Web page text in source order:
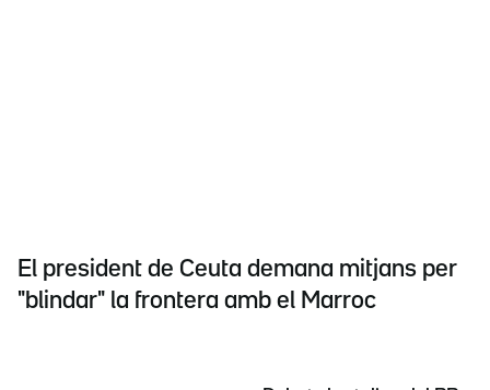
El president de Ceuta demana mitjans per
"blindar" la frontera amb el Marroc